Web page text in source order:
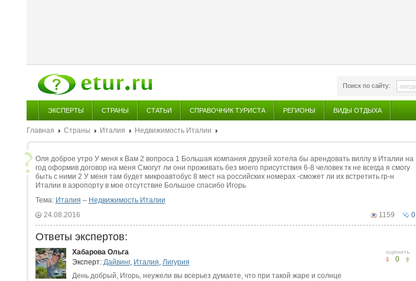
Поиск по сайту:
ЭКСПЕРТЫ СТРАНЫ СТАТЬИ СПРАВОЧНИК ТУРИСТА РЕГИОНЫ ВИДЫ ОТДЫХА
Главная Страны Италия Недвижимость Италии
Оля доброе утро У меня к Вам 2 вопроса 1 Большая компания друзей хотела бы арендовать виллу в Италии на
год оформив договор на меня Смогут ли они проживать без моего присутствия 6-8 человек тк не всегда я смогу
быть с ними 2 У меня там будет микроавтобус 8 мест на российских номерах -сможет ли их встретить гр-н
Италии в аэропорту в мое отсутствие Большое спасибо Игорь
Тема: Италия – Недвижимость Италии
0
1159
24.08.2016
Ответы экспертов:
оценить
0
Хабарова Ольга
Эксперт: Дайвинг, Италия, Лигурия
День добрый, Игорь, неужели вы всерьез думаете, что при такой жаре и солнце